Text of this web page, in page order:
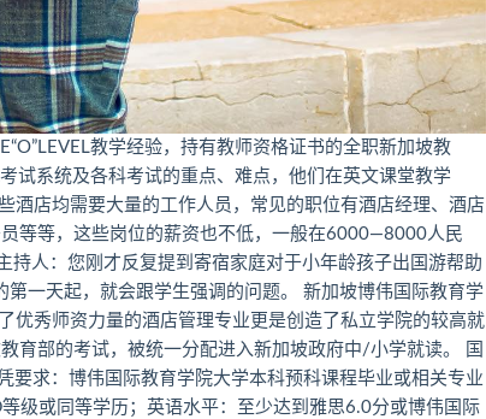
教学经验，持有教师资格证书的全职新加坡教
试系统及各科考试的重点、难点，他们在英文课堂教学
酒店均需要大量的工作人员，常见的职位有酒店经理、酒店
等等，这些岗位的薪资也不低，一般在6000—8000人民
人：您刚才反复提到寄宿家庭对于小年龄孩子出国游帮助
一天起，就会跟学生强调的问题。 新加坡博伟国际教育学
优秀师资力量的酒店管理专业更是创造了私立学院的较高就
育部的考试，被统一分配进入新加坡政府中/小学就读。 国
要求：博伟国际教育学院大学本科预科课程毕业或相关专业
级或同等学历；英语水平：至少达到雅思6.0分或博伟国际